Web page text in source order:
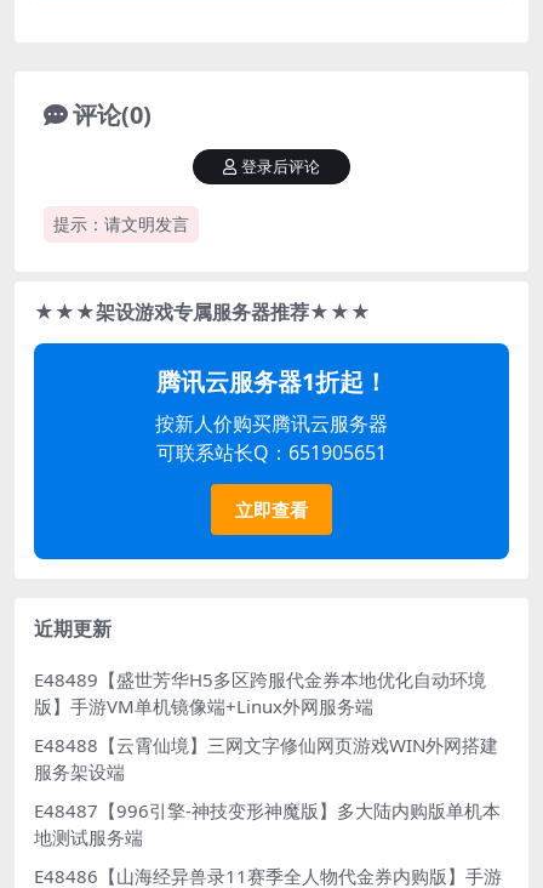
评论(0)
提示：请文明发言
登录后评论
★★★架设游戏专属服务器推荐★★★
腾讯云服务器1折起！
按新人价购买腾讯云服务器
可联系站长Q：651905651
立即查看
近期更新
E48489【盛世芳华H5多区跨服代金券本地优化自动环境
版】手游VM单机镜像端+Linux外网服务端
E48488【云霄仙境】三网文字修仙网页游戏WIN外网搭建
服务架设端
E48487【996引擎-神技变形神魔版】多大陆内购版单机本
地测试服务端
E48486【山海经异兽录11赛季全人物代金券内购版】手游